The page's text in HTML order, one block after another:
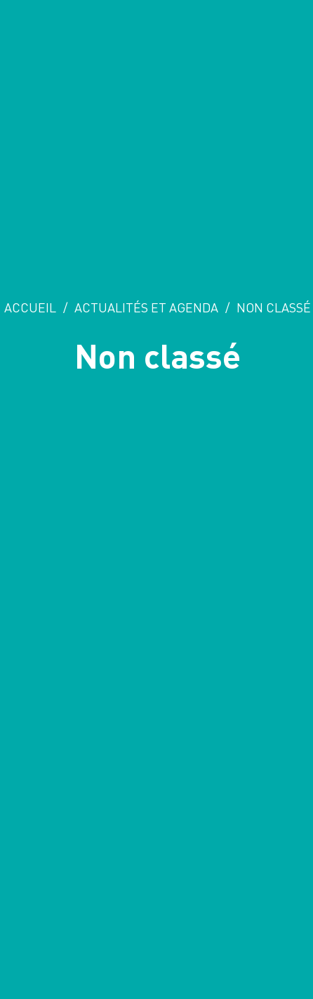
ACCUEIL / ACTUALITÉS ET AGENDA / NON CLASSÉ
Non classé